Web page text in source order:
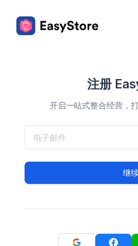
注册
开启一站式整合经营，
继